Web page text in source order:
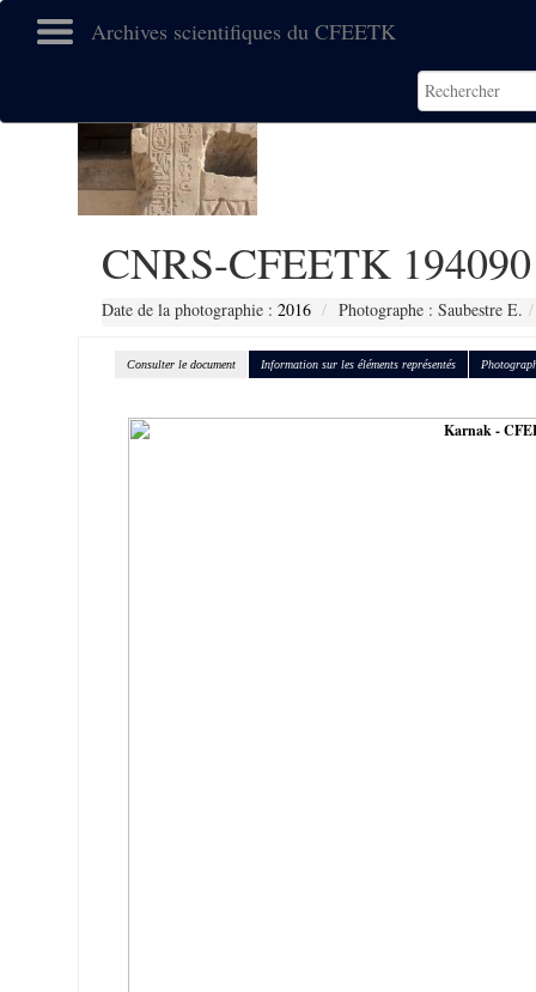
Archives scientifiques du CFEETK
CNRS-CFEETK 194090
Date de la photographie : 2016 Photographe : Saubestre E.
Consulter le document Information sur les éléments représentés